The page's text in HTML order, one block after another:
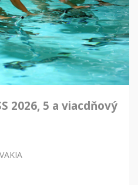
2026, 5 a viacdňový